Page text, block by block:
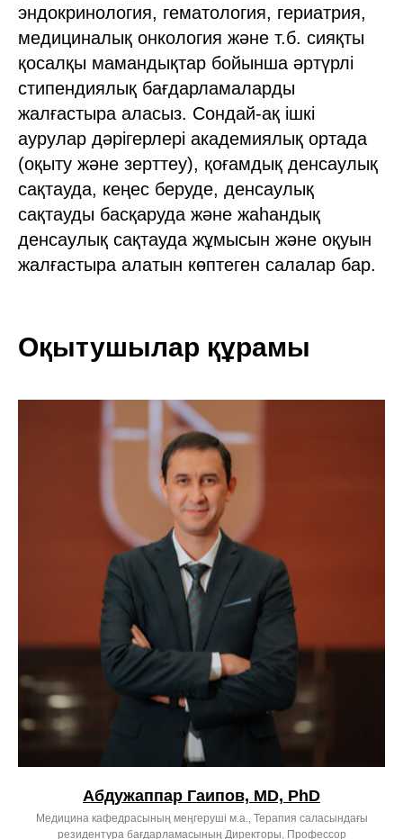
эндокринология, гематология, гериатрия,
медициналық онкология және т.б. сияқты
қосалқы мамандықтар бойынша әртүрлі
стипендиялық бағдарламаларды
жалғастыра аласыз. Сондай-ақ ішкі
аурулар дәрігерлері академиялық ортада
(оқыту және зерттеу), қоғамдық денсаулық
сақтауда, кеңес беруде, денсаулық
сақтауды басқаруда және жаһандық
денсаулық сақтауда жұмысын және оқуын
жалғастыра алатын көптеген салалар бар.
Оқытушылар құрамы
Абдужаппар Гаипов, MD, PhD
Медицина кафедрасының меңгеруші м.а., Терапия саласындағы
резидентура бағдарламасының Директоры, Профессор